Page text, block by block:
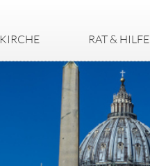
KIRCHE RAT & HILFE